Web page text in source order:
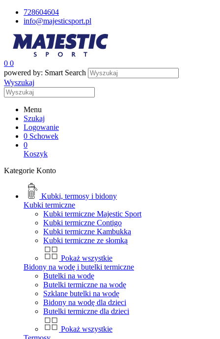
728604604
info@majesticsport.pl
0 0
powered by: Smart Search
Wyszukaj
Menu
Szukaj
Logowanie
0 Schowek
0
Koszyk
Kategorie Konto
Kubki, termosy i bidony
Kubki termiczne
Kubki termiczne Majestic Sport
Kubki termiczne Contigo
Kubki termiczne Kambukka
Kubki termiczne ze słomką
Pokaż wszystkie
Bidony na wodę i butelki termiczne
Butelki na wodę
Butelki termiczne na wodę
Szklane butelki na wodę
Bidony na wodę dla dzieci
Butelki termiczne dla dzieci
Pokaż wszystkie